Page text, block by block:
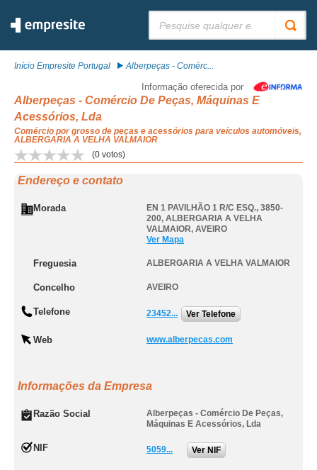
Início Empresite Portugal Alberpeças - Comérc...
Informação oferecida por
Alberpeças - Comércio De Peças, Máquinas E
Acessórios, Lda
Comércio por grosso de peças e acessórios para veículos automóveis,
ALBERGARIA A VELHA VALMAIOR
(0 votos)
Endereço e contato
Morada
EN 1 PAVILHÃO 1 R/C ESQ., 3850-
200, ALBERGARIA A VELHA
VALMAIOR, AVEIRO
Ver Mapa
Freguesia ALBERGARIA A VELHA VALMAIOR
Concelho AVEIRO
Telefone 23452... Ver Telefone
Web www.alberpecas.com
Informações da Empresa
Razão Social
Alberpeças - Comércio De Peças,
Máquinas E Acessórios, Lda
NIF 5059... Ver NIF